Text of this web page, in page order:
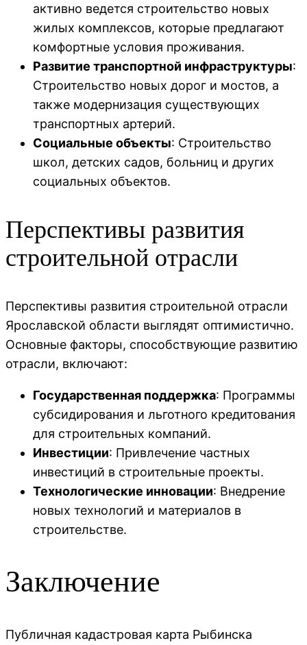
активно ведется строительство новых
жилых комплексов, которые предлагают
комфортные условия проживания.
Развитие транспортной инфраструктуры:
Строительство новых дорог и мостов, а
также модернизация существующих
транспортных артерий.
Социальные объекты: Строительство
школ, детских садов, больниц и других
социальных объектов.
Перспективы развития
строительной отрасли
Перспективы развития строительной отрасли
Ярославской области выглядят оптимистично.
Основные факторы, способствующие развитию
отрасли, включают:
Государственная поддержка: Программы
субсидирования и льготного кредитования
для строительных компаний.
Инвестиции: Привлечение частных
инвестиций в строительные проекты.
Технологические инновации: Внедрение
новых технологий и материалов в
строительстве.
Заключение
Публичная кадастровая карта Рыбинска